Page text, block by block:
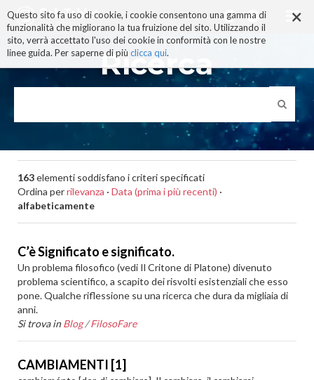
×
Questo sito fa uso di cookie, i cookie consentono una gamma di
funzionalità che migliorano la tua fruizione del sito. Utilizzando il
sito, verrà accettato l'uso dei cookie in conformità con le nostre
linee guida. Per saperne di più clicca qui.
ai
contenuti.
|
alla
navigazione
Ricerca
163elementi soddisfano i criteri specificati
Ordina perrilevanza · Data (prima i più recenti) ·
alfabeticamente
C’è Significato e significato.
Un problema filosofico (vedi Il Critone di Platone) divenuto
problema scientifico, a scapito dei risvolti esistenziali che esso
pone. Qualche riflessione su una ricerca che dura da migliaia di
anni.
Si trova in Blog /FilosoFare
CAMBIAMENTI [1]